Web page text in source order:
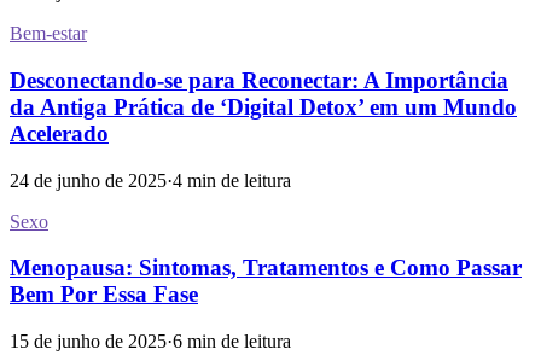
Bem-estar
Desconectando-se para Reconectar: A Importância
da Antiga Prática de ‘Digital Detox’ em um Mundo
Acelerado
24 de junho de 2025·4 min de leitura
Sexo
Menopausa: Sintomas, Tratamentos e Como Passar
Bem Por Essa Fase
15 de junho de 2025·6 min de leitura